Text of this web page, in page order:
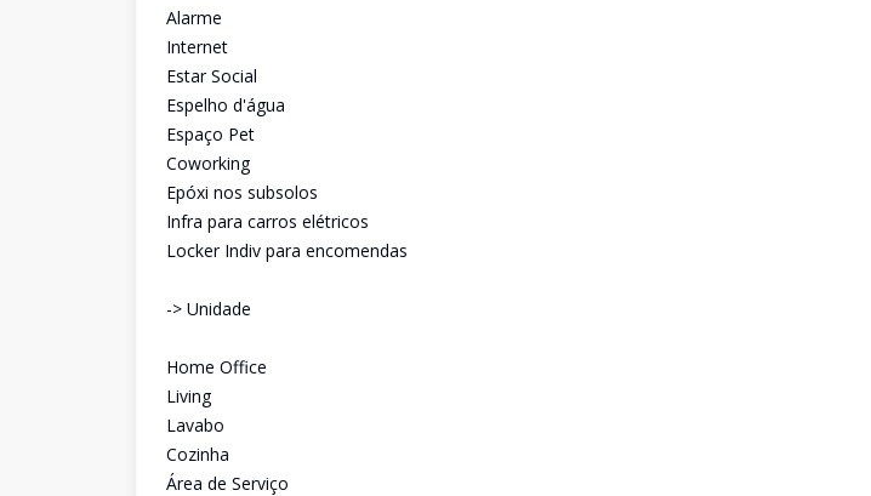
Alarme
Internet
Estar Social
Espelho d'água
Espaço Pet
Coworking
Epóxi nos subsolos
Infra para carros elétricos
Locker Indiv para encomendas
-> Unidade
Home Office
Living
Lavabo
Cozinha
Área de Serviço